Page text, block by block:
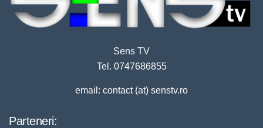
Sens TV
Tel. 0747686855
email: contact (at) senstv.ro
Parteneri: